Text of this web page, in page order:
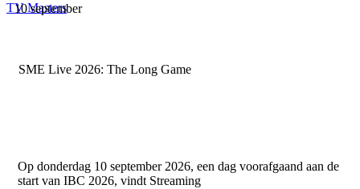
TV Masters
10 september
SME Live 2026: The Long Game
Op donderdag 10 september 2026, een dag voorafgaand aan de
start van IBC 2026, vindt Streaming